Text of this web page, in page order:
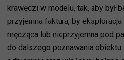
krawędzi w modelu, tak, aby był
przyjemna faktura, by eksploracja
męcząca lub nieprzyjemna pod
do dalszego poznawania